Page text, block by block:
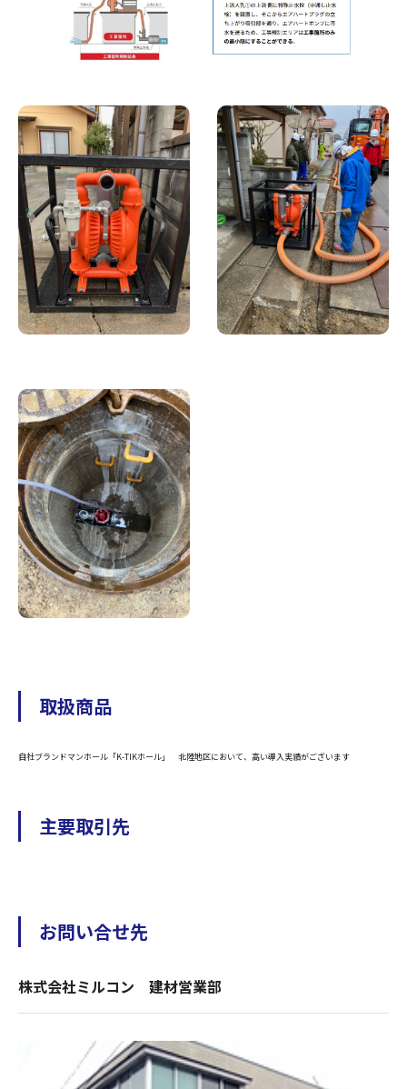
取扱商品
自社ブランドマンホール「K-TIKホール」 北陸地区において、高い導入実績がございます
主要取引先
お問い合せ先
株式会社ミルコン 建材営業部